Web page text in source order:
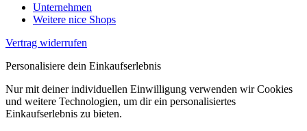
Unternehmen
Weitere nice Shops
Vertrag widerrufen
Personalisiere dein Einkaufserlebnis
Nur mit deiner individuellen Einwilligung verwenden wir Cookies
und weitere Technologien, um dir ein personalisiertes
Einkaufserlebnis zu bieten.